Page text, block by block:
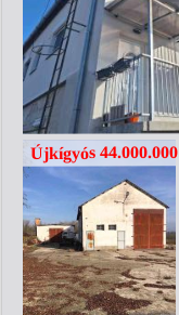
Újkígyós 44.000.000